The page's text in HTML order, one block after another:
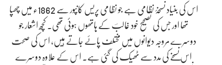
اس کی بنیاد نسخۂ نظامی ہے جو نظامی پریس کانپور سے 1862ء میں چھپا
تھا اور جس کی تصحیح خود غالبؔ کے ہاتھوں ہوئی تھی۔ کچھ اشعار جو
دوسرے مروجہ دیوانوں میں مختلف پاۓ جاتے ہیں، اس کی صحت
اس نسخے کی مدد سے ٹھیک کی گئی ہے۔ اس کے علاوہ دوسرے